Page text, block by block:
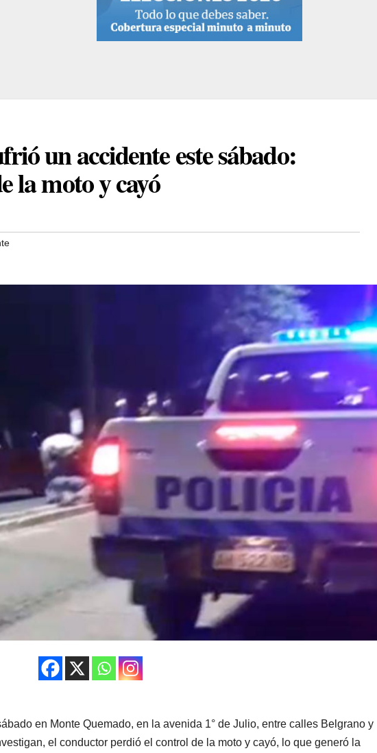
un accidente este sábado:
la moto y cayó
en Monte Quemado, en la avenida 1° de Julio, entre calles Belgrano y
el conductor perdió el control de la moto y cayó, lo que generó la